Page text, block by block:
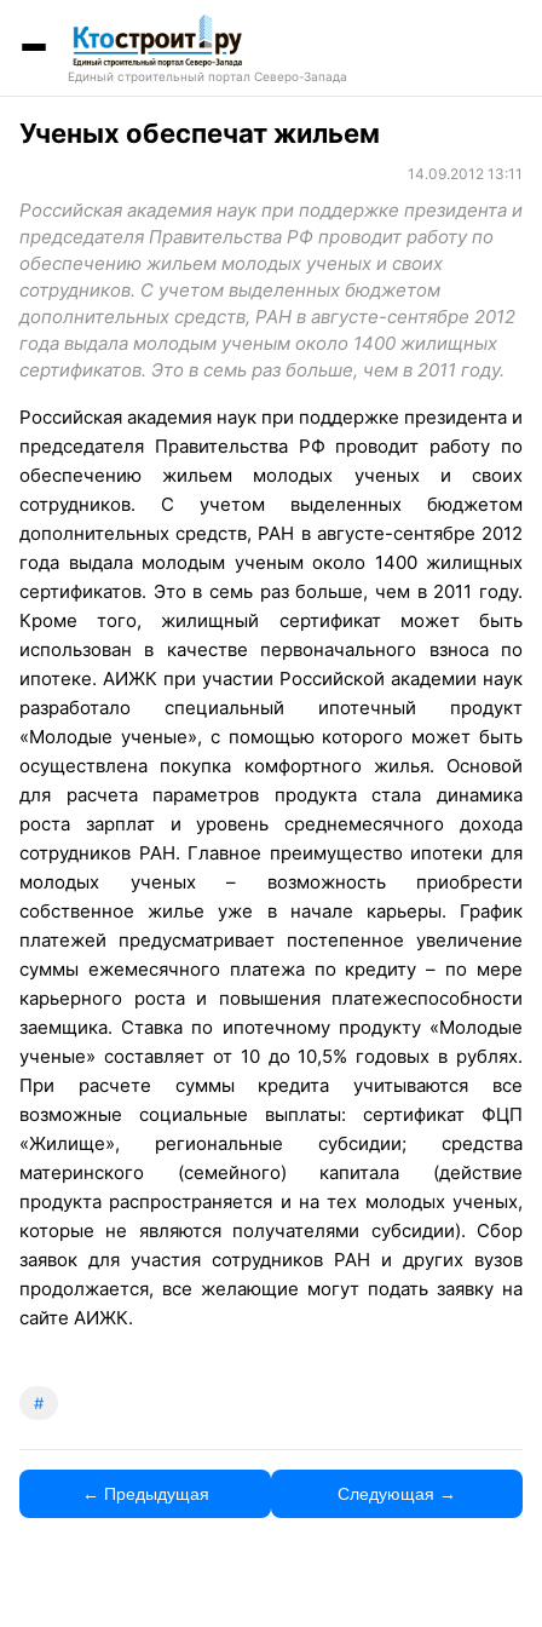
Единый строительный портал Северо-Запада
Ученых обеспечат жильем
14.09.2012 13:11
Российская академия наук при поддержке президента и
председателя Правительства РФ проводит работу по
обеспечению жильем молодых ученых и своих
сотрудников. С учетом выделенных бюджетом
дополнительных средств, РАН в августе-сентябре 2012
года выдала молодым ученым около 1400 жилищных
сертификатов. Это в семь раз больше, чем в 2011 году.
Российская академия наук при поддержке президента и
председателя Правительства РФ проводит работу по
обеспечению жильем молодых ученых и своих
сотрудников. С учетом выделенных бюджетом
дополнительных средств, РАН в августе-сентябре 2012
года выдала молодым ученым около 1400 жилищных
сертификатов. Это в семь раз больше, чем в 2011 году.
Кроме того, жилищный сертификат может быть
использован в качестве первоначального взноса по
ипотеке. АИЖК при участии Российской академии наук
разработало специальный ипотечный продукт
«Молодые ученые», с помощью которого может быть
осуществлена покупка комфортного жилья. Основой
для расчета параметров продукта стала динамика
роста зарплат и уровень среднемесячного дохода
сотрудников РАН. Главное преимущество ипотеки для
молодых ученых – возможность приобрести
собственное жилье уже в начале карьеры. График
платежей предусматривает постепенное увеличение
суммы ежемесячного платежа по кредиту – по мере
карьерного роста и повышения платежеспособности
заемщика. Ставка по ипотечному продукту «Молодые
ученые» составляет от 10 до 10,5% годовых в рублях.
При расчете суммы кредита учитываются все
возможные социальные выплаты: сертификат ФЦП
«Жилище», региональные субсидии; средства
материнского (семейного) капитала (действие
продукта распространяется и на тех молодых ученых,
которые не являются получателями субсидии). Сбор
заявок для участия сотрудников РАН и других вузов
продолжается, все желающие могут подать заявку на
сайте АИЖК.
#
← Предыдущая Следующая →